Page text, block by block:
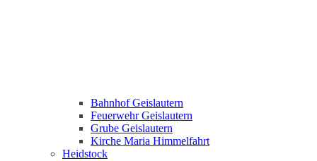
Bahnhof Geislautern
Feuerwehr Geislautern
Grube Geislautern
Kirche Maria Himmelfahrt
Heidstock